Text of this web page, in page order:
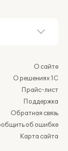
О сайте
О решениях 1С
Прайс-лист
Поддержка
Обратная связь
об ошибке
Карта сайта